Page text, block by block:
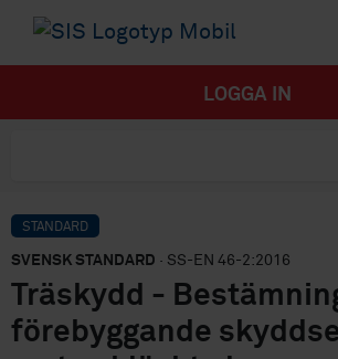
LOGGA IN
STANDARD
SVENSK STANDARD · SS-EN 46-2:2016
Träskydd -
förebyggande